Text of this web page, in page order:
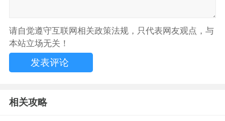
请自觉遵守互联网相关政策法规，只代表网友观点，与
本站立场无关！
相关攻略